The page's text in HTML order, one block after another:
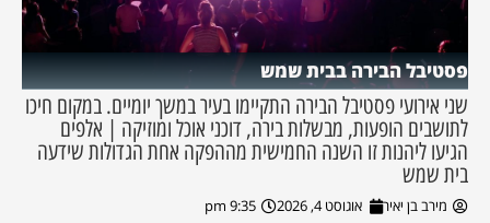
פסטיבל הבירה בבית שמש
שני אירועי פסטיבל הבירה התקיימו בעיר במשך יומיים. במקום חיכו
לתושבים הופעות, מבשלות בירה, דוכני אוכל ומוזיקה | אלפים
הגיעו ליהנות זו השנה החמישית מההפקה אחת הגדולות שידעה
בית שמש
מירב בן יאיר אוגוסט 4, 2026 9:35 pm